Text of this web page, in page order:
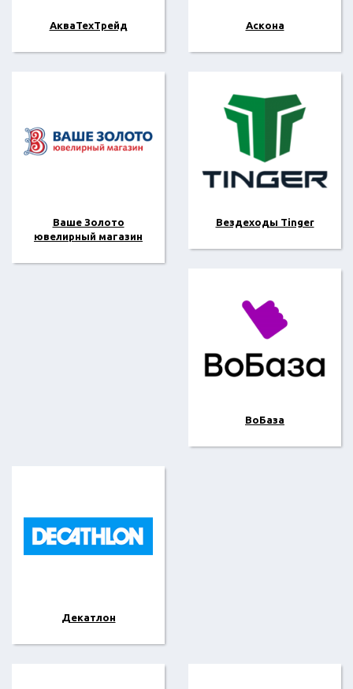
АкваТехТрейд Аскона
Ваше Золото
ювелирный магазин
Вездеходы Tinger
ВоБаза
Декатлон